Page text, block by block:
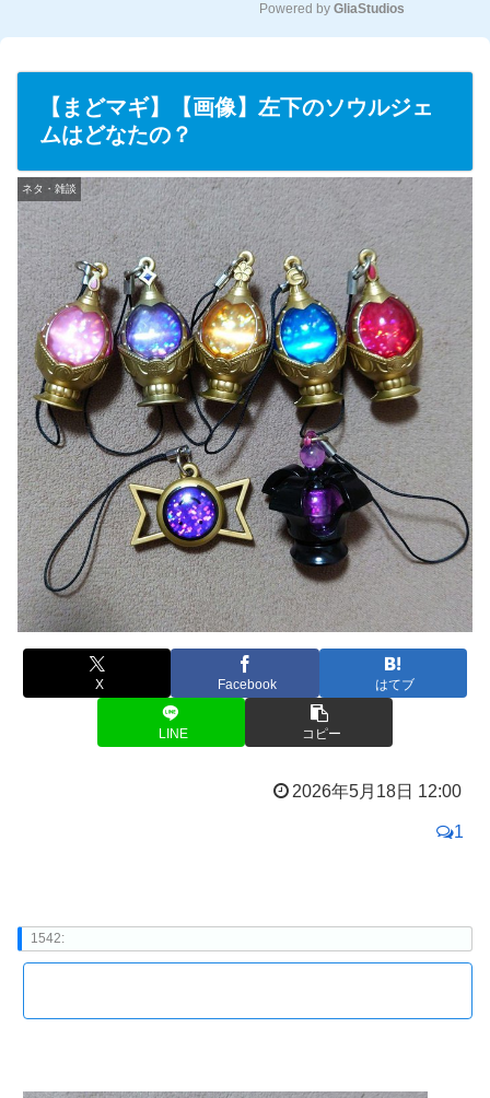
u
e
Powered by GliaStudios
【まどマギ】【画像】左下のソウルジェ
ムはどなたの？
ネタ・雑談
X Facebook はてブ
LINE コピー
2026年5月18日 12:00
1
1542: